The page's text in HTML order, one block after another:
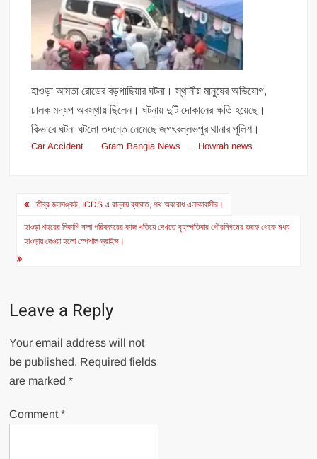
হাওড়া আমতা রোডের বড়গাছিয়ার ঘটনা। স্থানীয় মানুষের অভিযোগ,
চালক মদ্যপ অবস্থায় ছিলেন। ঘটনায় দুটি দোকানের ক্ষতি হয়েছে।
কিভাবে ঘটনা ঘটলো তদন্তে নেমেছে জগৎবল্লভপুর থানার পুলিশ।
Car Accident Gram Bangla News Howrah news
Post
navigation
তীব্র জলসঙ্কট, ICDS এ রান্নায় ব্যাঘাত, পথ অবরোধ এলাকাবাসীর।
হাওড়া শহরের নিকাশি নালা পরিষ্কারের কাজ খতিয়ে দেখতে বৃহস্পতিবার পৌরনিগমের তরফ থেকে মধ্য
হাওড়ায় দেওয়া হলো স্পেশাল ড্রাইভ।
Leave a Reply
Your email address will not
be published. Required fields
are marked*
Comment*